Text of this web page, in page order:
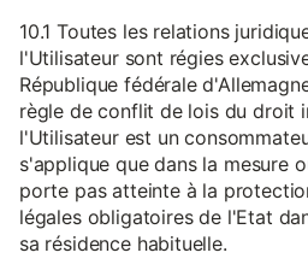
10.1 Toutes les relations
l'Utilisateur sont régies
République fédérale
règle de conflit de lois du droit
l'Utilisateur est un
s'applique que dans la mesure
porte pas atteinte à la
légales obligatoires de l'Etat
sa résidence habituelle.